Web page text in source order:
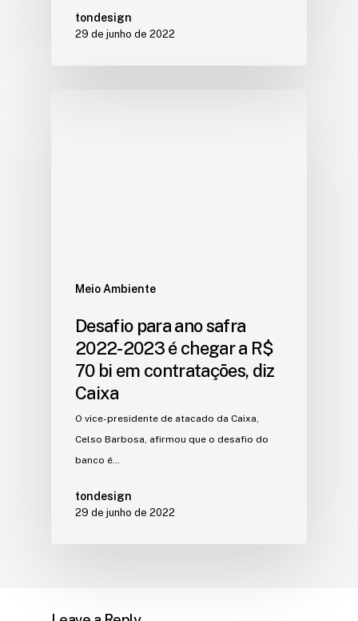
tondesign
29 de junho de 2022
Meio Ambiente
Desafio para ano safra
2022-2023 é chegar a R$
70 bi em contratações, diz
Caixa
O vice-presidente de atacado da Caixa,
Celso Barbosa, afirmou que o desafio do
banco é…
tondesign
29 de junho de 2022